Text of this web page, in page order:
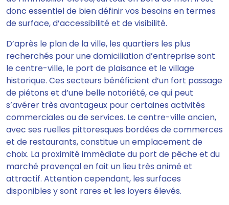
donc essentiel de bien définir vos besoins en termes
de surface, d’accessibilité et de visibilité.
D’après le plan de la ville, les quartiers les plus
recherchés pour une domiciliation d’entreprise sont
le centre-ville, le port de plaisance et le village
historique. Ces secteurs bénéficient d’un fort passage
de piétons et d’une belle notoriété, ce qui peut
s’avérer très avantageux pour certaines activités
commerciales ou de services. Le centre-ville ancien,
avec ses ruelles pittoresques bordées de commerces
et de restaurants, constitue un emplacement de
choix. La proximité immédiate du port de pêche et du
marché provençal en fait un lieu très animé et
attractif. Attention cependant, les surfaces
disponibles y sont rares et les loyers élevés.